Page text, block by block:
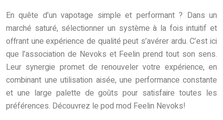
En quête d’un vapotage simple et performant ? Dans un
marché saturé, sélectionner un système à la fois intuitif et
offrant une expérience de qualité peut s’avérer ardu. C’est ici
que l’association de Nevoks et Feelin prend tout son sens.
Leur synergie promet de renouveler votre expérience, en
combinant une utilisation aisée, une performance constante
et une large palette de goûts pour satisfaire toutes les
préférences. Découvrez le pod mod Feelin Nevoks!